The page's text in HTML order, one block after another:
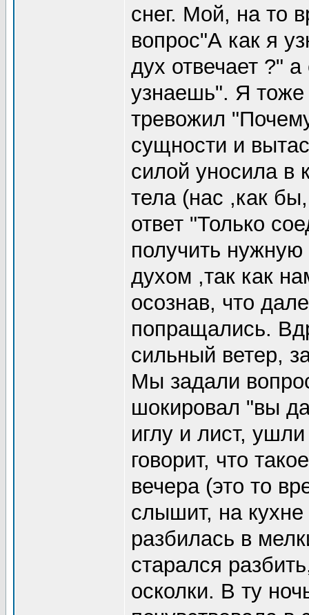
снег. Мой, на то
вопрос"А как я
дух отвечает ?"
узнаешь". Я тоже
тревожил
сущности и
силой уносила в
тела (нас ,как
ответ "Только
получить
духом ,так как
осознав, что
попращались.
сильный ветер,
Мы задали
шокировал "вы
иглу и лист,
говорит, что
вечера (это то
слышит, на кухне
разбилась в
старался
осколки. В ту